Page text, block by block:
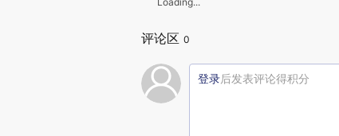
评论区 0
登录后发表评论得积分